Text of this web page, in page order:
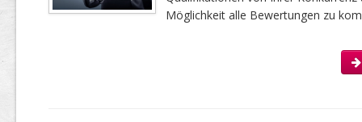
Möglichkeit alle Bewertungen zu